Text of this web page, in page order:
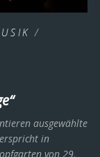
/
ausgewählte
in
von 29.